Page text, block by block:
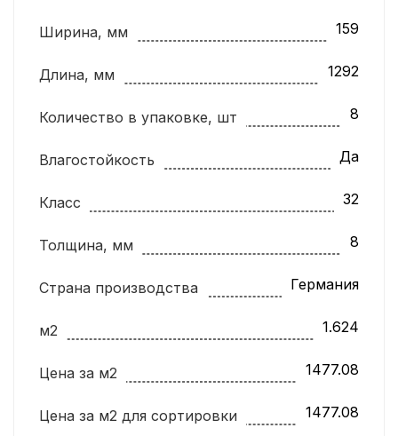
Ширина, мм 159
Длина, мм 1292
Количество в упаковке, шт 8
Влагостойкость Да
Класс 32
Толщина, мм 8
Страна производства Германия
м2 1.624
Цена за м2 1477.08
Цена за м2 для сортировки 1477.08